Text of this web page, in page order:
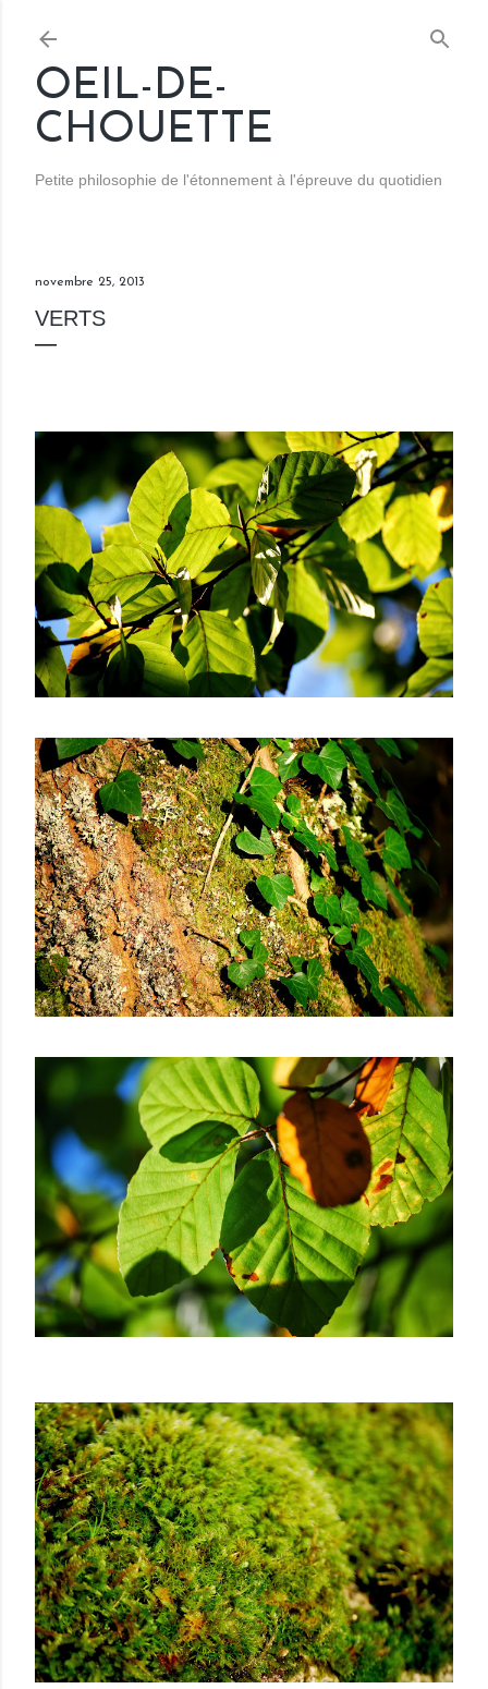
OEIL-DE-
CHOUETTE
Petite philosophie de l'étonnement à l'épreuve du quotidien
novembre 25, 2013
VERTS